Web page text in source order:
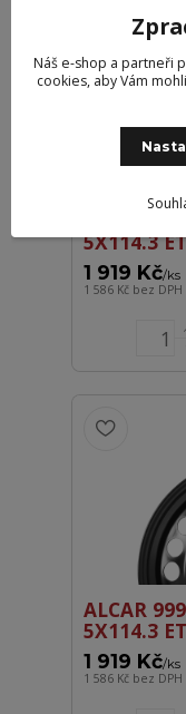
5X114.3
1 919 Kč/ks
1 586 Kč bez DPH
ALCAR
5X114.3
1 919 Kč/ks
1 586 Kč bez DPH
Náš e-shop a partneři
cookies, aby Vám